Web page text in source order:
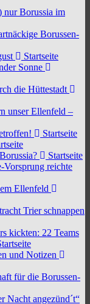
nur Borussia im
Borussen-
Startseite
Sonne
die Hüttestadt
unser Ellenfeld –
Startseite
Startseite
reichte
Ellenfeld
Trier schnappen
kickten: 22 Teams
und Notizen
für die Borussen-
Nacht angezünd´t“